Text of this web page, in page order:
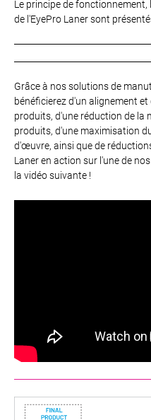
Le principe de
de l'EyePro Laner sont
Grâce à nos solutions de
bénéficierez d'un alignement
produits, d'une réduction de la
produits, d'une maximisation
d'œuvre, ainsi que de
Laner en action sur l'une de
la vidéo suivante !